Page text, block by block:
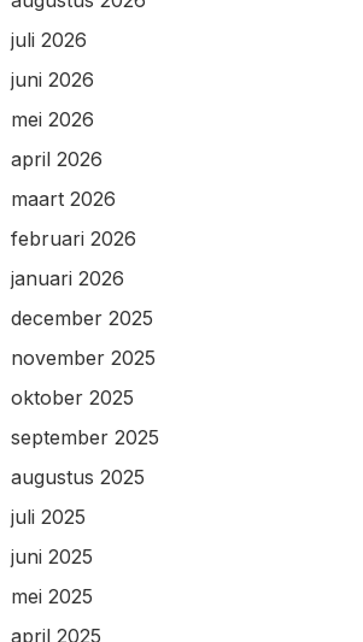
juli 2026
juni 2026
mei 2026
april 2026
maart 2026
februari 2026
januari 2026
december 2025
november 2025
oktober 2025
september 2025
augustus 2025
juli 2025
juni 2025
mei 2025
april 2025